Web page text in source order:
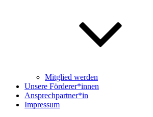
Mitglied werden
Unsere Förderer*innen
Ansprechpartner*in
Impressum